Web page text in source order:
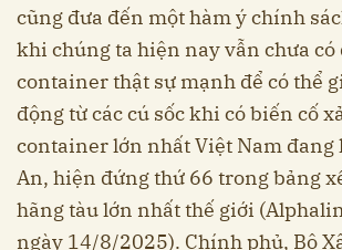
cũng đưa đến một hàm ý chính
khi chúng ta hiện nay vẫn chưa có
container thật sự mạnh để có thể
động từ các cú sốc khi có biến cố
container lớn nhất Việt Nam đang
An, hiện đứng thứ 66 trong bảng
hãng tàu lớn nhất thế giới
ngày 14/8/2025). Chính phủ, Bộ